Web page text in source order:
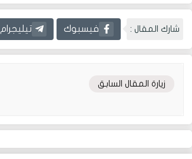
شارك المقال : فيسبوك تيليجرام
زيارة المقال السابق